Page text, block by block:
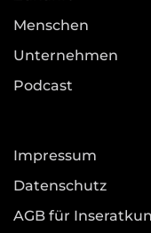
Menschen
Unternehmen
Podcast
Impressum
Datenschutz
AGB für